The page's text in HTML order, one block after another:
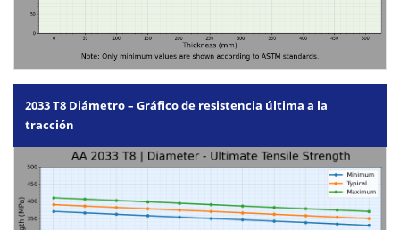
2033 T8 Diámetro – Gráfico de resistencia última a la
tracción